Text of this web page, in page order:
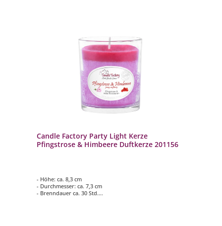
Candle Factory Party Light Kerze
Pfingstrose & Himbeere Duftkerze 201156
- Höhe: ca. 8,3 cm
- Durchmesser: ca. 7,3 cm
- Brenndauer ca. 30 Std.